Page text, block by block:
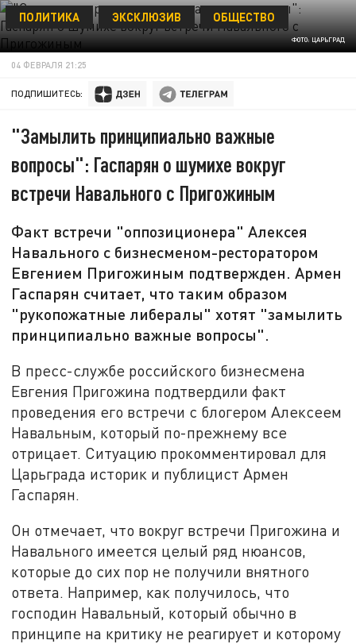
ФОТО: ЦАРЬГРАД
ПОЛИТИКА ЭКСКЛЮЗИВ ОБЩЕСТВО
04 ФЕВРАЛЯ 21:25
ПОДПИШИТЕСЬ:
"Замылить принципиально важные
вопросы": Гаспарян о шумихе вокруг
встречи Навального с Пригожиным
Факт встречи "оппозиционера" Алексея
Навального с бизнесменом-ресторатором
Евгением Пригожиным подтвержден. Армен
Гаспарян считает, что таким образом
"рукопожатные либералы" хотят "замылить
принципиально важные вопросы".
В пресс-службе российского бизнесмена
Евгения Пригожина подтвердили факт
проведения его встречи с блогером Алексеем
Навальным, который по-прежнему все
отрицает. Ситуацию прокомментировал для
Царьграда историк и публицист Армен
Гаспарян.
Он отмечает, что вокруг встречи Пригожина и
Навального имеется целый ряд нюансов,
которые до сих пор не получили внятного
ответа. Например, как получилось, что
господин Навальный, который обычно в
принципе на критику не реагирует и которому